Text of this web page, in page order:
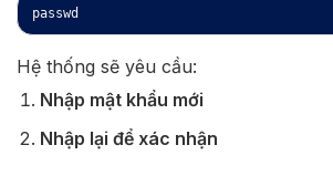
passwd
Hệ thống sẽ yêu cầu:
Nhập mật khẩu mới
Nhập lại để xác nhận